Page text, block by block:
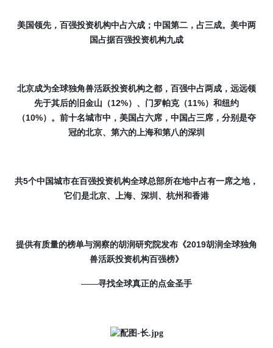
美国领先，百强投资机构中占六成；中国第二，占三成。美中两
国占据百强投资机构九成
北京成为全球独角兽活跃投资机构之都，百强中占两成，远远领
先于其后的旧金山（12%）、门罗帕克（11%）和纽约
（10%）。前十名城市中，美国占六席，中国占三席，分别是夺
冠的北京、第六的上海和第八的深圳
共5个中国城市在百强投资机构全球总部所在地中占有一席之地，
它们是北京、上海、深圳、杭州和香港
提供有质量的榜单与洞察的胡润研究院发布 《2019胡润全球独角
兽活跃投资机构百强榜》
——寻找全球真正的点金圣手